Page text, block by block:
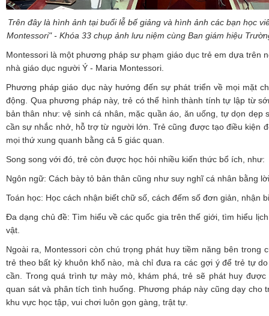
Trên đây là hình ảnh tại buổi lễ bế giảng và hình ảnh các bạn học
Montessori" - Khóa 33 chụp ảnh lưu niệm cùng Ban giám hiệu
Montessori là một phương pháp sư phạm giáo dục trẻ em dựa trên
nhà giáo dục người Ý - Maria Montessori.
Phương pháp giáo dục này hướng đến sự phát triển về mọi mặt
động. Qua phương pháp này, trẻ có thể hình thành tính tự lập từ
bản thân như: vệ sinh cá nhân, mặc quần áo, ăn uống, tự dọn dẹp
cần sự nhắc nhở, hỗ trợ từ người lớn. Trẻ cũng được tạo điều kiện
mọi thứ xung quanh bằng cả 5 giác quan.
Song song với đó, trẻ còn được học hỏi nhiều kiến thức bổ ích, như:
Ngôn ngữ: Cách bày tỏ bản thân cũng như suy nghĩ cá nhân bằng
Toán học: Học cách nhận biết chữ số, cách đếm số đơn giản, nhận
Đa dạng chủ đề: Tìm hiểu về các quốc gia trên thế giới, tìm hiểu
vật.
Ngoài ra, Montessori còn chú trọng phát huy tiềm năng bên trong
trẻ theo bất kỳ khuôn khổ nào, mà chỉ đưa ra các gợi ý để trẻ tự
cần. Trong quá trình tự mày mò, khám phá, trẻ sẽ phát huy
quan sát và phân tích tình huống. Phương pháp này cũng dạy cho
khu vực học tập, vui chơi luôn gọn gàng, trật tự.